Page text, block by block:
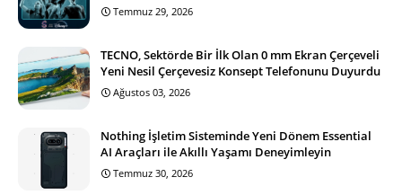
Temmuz 29, 2026
TECNO, Sektörde Bir İlk Olan 0 mm Ekran Çerçeveli
Yeni Nesil Çerçevesiz Konsept Telefonunu Duyurdu
Ağustos 03, 2026
Nothing İşletim Sisteminde Yeni Dönem Essential
AI Araçları ile Akıllı Yaşamı Deneyimleyin
Temmuz 30, 2026